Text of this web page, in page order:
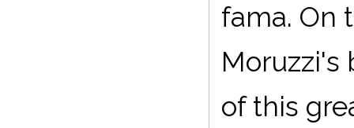
fama. On
Moruzzi's
of this